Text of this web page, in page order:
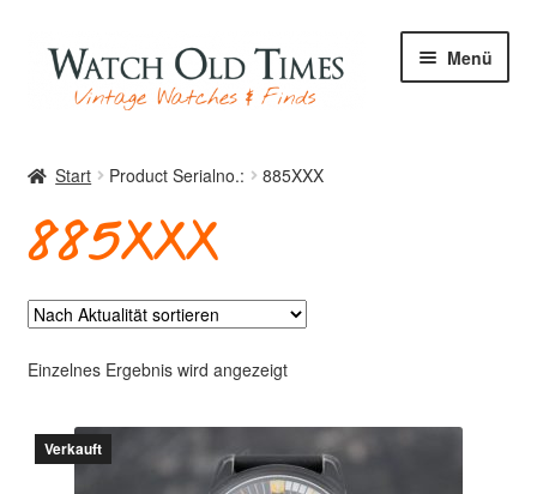
Zur
Navigation
springen
Zum
Inhalt
springen
Menü
Uhren
Archiv
Start Product Serialno.: 885XXX
885XXX
Einzelnes Ergebnis wird angezeigt
Verkauft